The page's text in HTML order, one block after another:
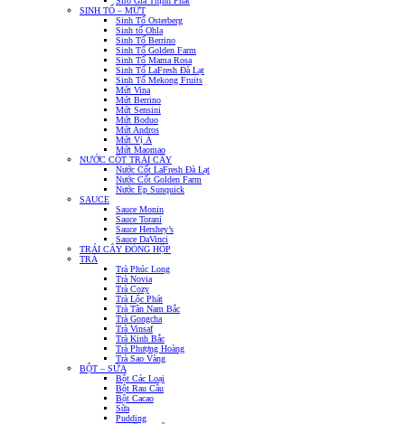
SINH TỐ – MỨT
Sinh Tố Osterberg
Sinh tố Ohla
Sinh Tố Berrino
Sinh Tố Golden Farm
Sinh Tố Mama Rosa
Sinh Tố LaFresh Đà Lạt
Sinh Tố Mekong Fruits
Mứt Vina
Mứt Berrino
Mứt Sensini
Mứt Boduo
Mứt Andros
Mứt Vị Á
Mứt Maomao
NƯỚC CỐT TRÁI CÂY
Nước Cốt LaFresh Đà Lạt
Nước Cốt Golden Farm
Nước Ép Sunquick
SAUCE
Sauce Monin
Sauce Torani
Sauce Hershey’s
Sauce DaVinci
TRÁI CÂY ĐÓNG HỘP
TRÀ
Trà Phúc Long
Trà Novia
Trà Cozy
Trà Lộc Phát
Trà Tân Nam Bắc
Trà Gongcha
Trà Vinsaf
Trà Kinh Bắc
Trà Phượng Hoàng
Trà Sao Vàng
BỘT – SỮA
Bột Các Loại
Bột Rau Câu
Bột Cacao
Sữa
Pudding